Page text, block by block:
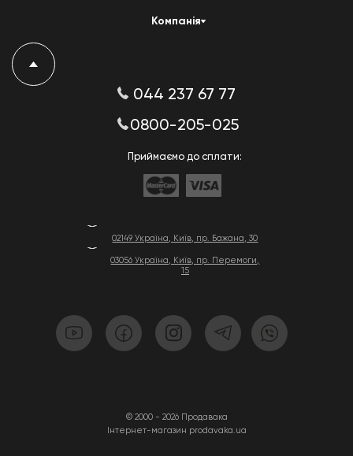
02149 Україна, Київ, пр. Бажана, 30
03056 Україна, Київ, пр. Перемоги,
15
© 2000 - 2026 Продавака
Інтернет-магазин prodavaka.ua
Компанія
044 237 67 77
0800-205-025
Приймаємо до сплати: